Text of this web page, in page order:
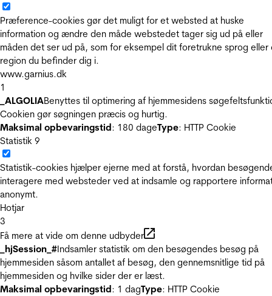
Præference-cookies gør det muligt for et websted at huske
information og ændre den måde webstedet tager sig ud på eller
måden det ser ud på, som for eksempel dit foretrukne sprog eller
region du befinder dig i.
www.garnius.dk
1
_ALGOLIABenyttes til optimering af hjemmesidens
Cookien gør søgningen præcis og hurtig.
Maksimal opbevaringstid: 180 dageType: HTTP Cookie
Statistik 9
Statistik-cookies hjælper ejerne med at forstå, hvordan
interagere med websteder ved at indsamle og rapportere
anonymt.
Hotjar
3
Få mere at vide om denne udbyder
_hjSession_#Indsamler statistik om den besøgendes besøg på
hjemmesiden såsom antallet af besøg, den gennemsnitlige tid på
hjemmesiden og hvilke sider der er læst.
Maksimal opbevaringstid: 1 dagType: HTTP Cookie